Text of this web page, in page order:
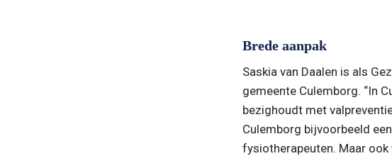
Brede aanpak
Saskia van Daalen is als
gemeente Culemborg. “In
bezighoudt met
Culemborg bijvoorbeeld
fysiotherapeuten. Maar